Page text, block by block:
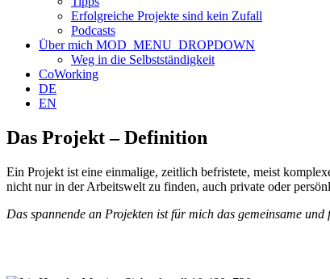
Erfolgreiche Projekte sind kein Zufall
Podcasts
Über mich MOD_MENU_DROPDOWN
Weg in die Selbstständigkeit
CoWorking
DE
EN
Das Projekt – Definition
Ein Projekt ist eine einmalige, zeitlich befristete, meist
nicht nur in der Arbeitswelt zu finden, auch private oder
Das spannende an Projekten ist für mich das gemeinsame